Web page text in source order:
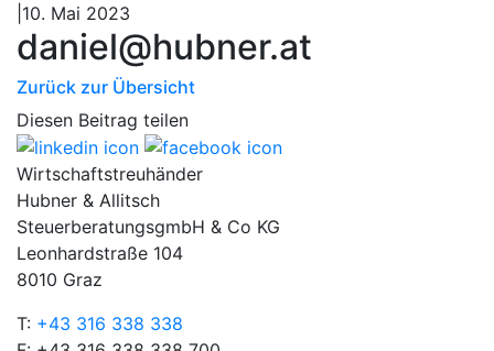
|10. Mai 2023
daniel@hubner.at
Zurück zur Übersicht
Diesen Beitrag teilen
Wirtschaftstreuhänder
Hubner & Allitsch
SteuerberatungsgmbH & Co KG
Leonhardstraße 104
8010 Graz
T: +43 316 338 338